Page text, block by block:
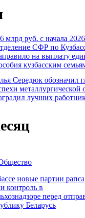
млрд руб. с начала
СФР по
на выплату
кузбасским
Середюк обозначил
металлургической
лучших
новые партии рапса
контроль в
перед
Беларусь